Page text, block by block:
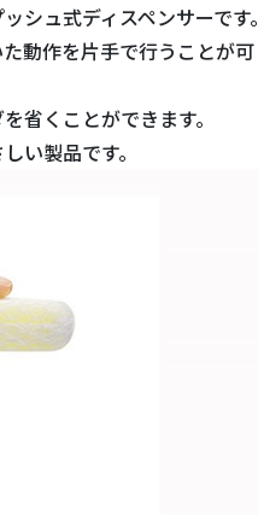
シュ式ディスペンサーです。
動作を片手で行うことが可
省くことができます。
い製品です。